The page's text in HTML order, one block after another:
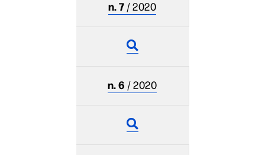
n. 7 / 2020
n. 6 / 2020